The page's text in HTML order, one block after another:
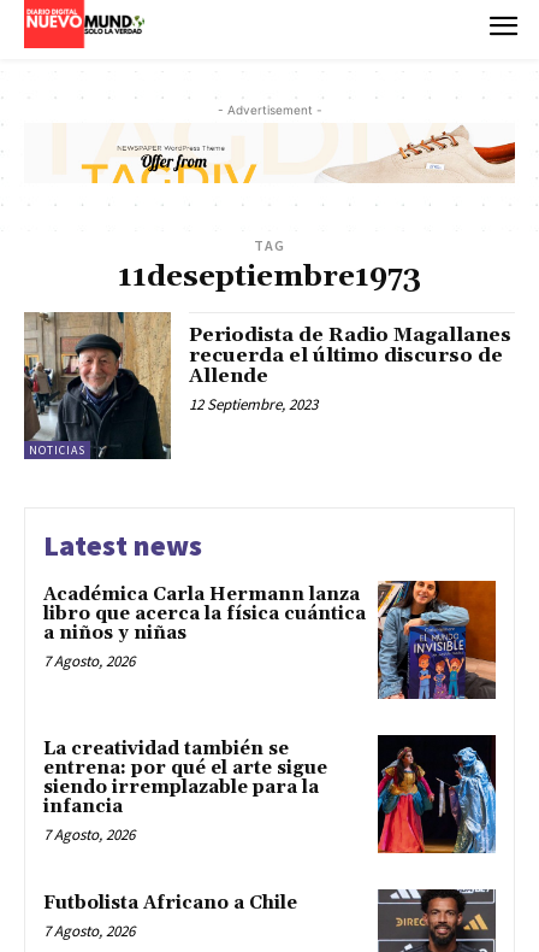
- Advertisement -
TAG
11deseptiembre1973
NOTICIAS
Periodista de Radio Magallanes
recuerda el último discurso de
Allende
12 Septiembre, 2023
Latest news
Académica Carla Hermann lanza
libro que acerca la física cuántica
a niños y niñas
7 Agosto, 2026
La creatividad también se
entrena: por qué el arte sigue
siendo irremplazable para la
infancia
7 Agosto, 2026
Futbolista Africano a Chile
7 Agosto, 2026